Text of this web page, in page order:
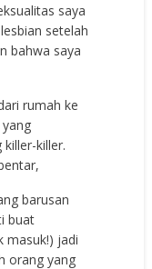
saya
setelah
bahwa saya
rumah ke
killer.
barusan
buat
masuk!) jadi
orang yang